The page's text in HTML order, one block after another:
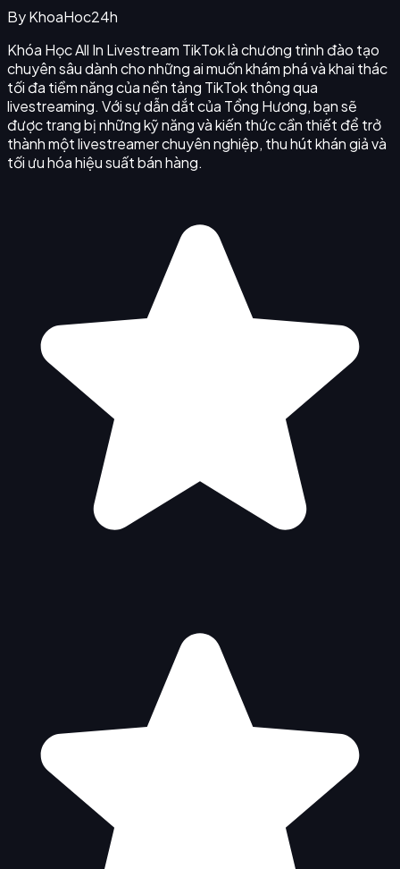
ByKhoaHoc24h
Khóa Học All In Livestream TikTok là chương trình đào tạo
chuyên sâu dành cho những ai muốn khám phá và khai thác
tối đa tiềm năng của nền tảng TikTok thông qua
livestreaming. Với sự dẫn dắt của Tổng Hương, bạn sẽ
được trang bị những kỹ năng và kiến thức cần thiết để trở
thành một livestreamer chuyên nghiệp, thu hút khán giả và
tối ưu hóa hiệu suất bán hàng.